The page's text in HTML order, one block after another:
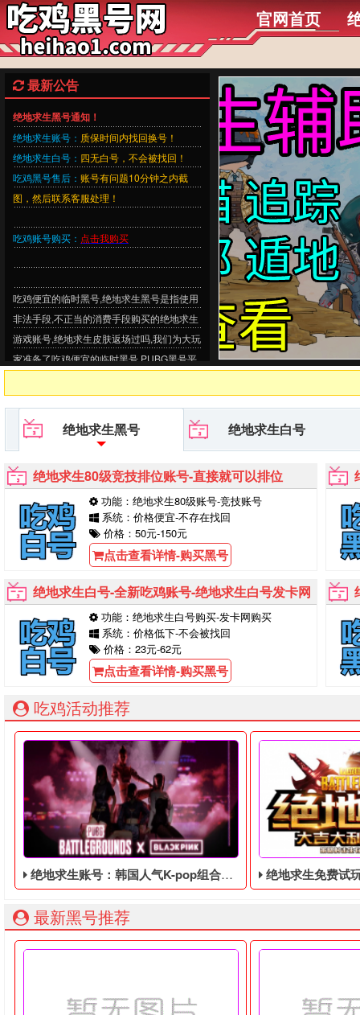
官网首页
最新公告
绝地求生黑号通知！
绝地求生账号： 质保时间内找回换号！
绝地求生白号： 四无白号，不会被找回！
吃鸡黑号售后： 账号有问题10分钟之内截
图，然后联系客服处理！
吃鸡账号购买： 点击我购买
吃鸡便宜的临时黑号,绝地求生黑号是指使用
非法手段,不正当的消费手段购买的绝地求生
游戏账号,绝地求生皮肤返场过吗,我们为大玩
家准备了吃鸡便宜的临时黑号,PUBG黑号平
绝地求生黑号 绝地求生白号
绝地求生80级竞技排位账号-直接就可以排位
功能：绝地求生80级账号-竞技账号
系统：价格便宜-不存在找回
价格：50元-150元
点击查看详情-购买黑号
绝地求生白号-全新吃鸡账号-绝地求生白号发卡网
功能：绝地求生白号购买-发卡网购买
系统：价格低下-不会被找回
价格：23元-62元
点击查看详情-购买黑号
吃鸡活动推荐
绝地求生账号：韩国人气K-pop组合Blackpink联动，活动将于8月8日至9月7日举行 绝地求生免费试玩，
最新黑号推荐